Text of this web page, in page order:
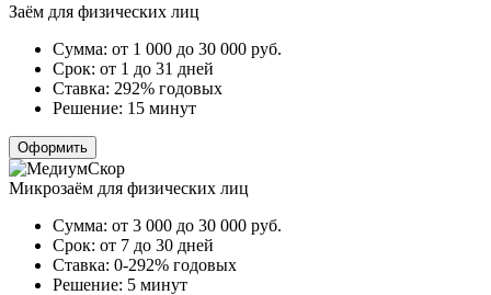
Заём для физических лиц
Сумма: от 1 000 до 30 000 руб.
Срок: от 1 до 31 дней
Ставка: 292% годовых
Решение: 15 минут
Оформить
Микрозаём для физических лиц
Сумма: от 3 000 до 30 000 руб.
Срок: от 7 до 30 дней
Ставка: 0-292% годовых
Решение: 5 минут